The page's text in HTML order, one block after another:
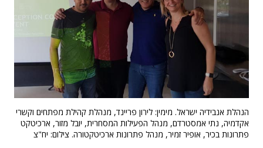
הנהלת אנבידיה ישראל. מימין: לירון פריינד, מנהלת קהילת מפתחים וקשרי
אקדמיה, נתי אמסטרדם, מנהל הפעילות המסחרית, יובל מזור, ארכיטקט
פתרונות בכיר, אופיר זמיר, מנהל פתרונות ארכיטקטורה. צילום: יח"צ